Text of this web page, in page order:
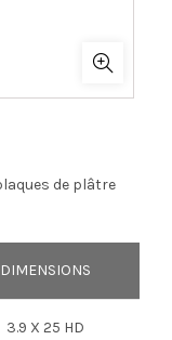
de plâtre
DIMENSIONS
3.9 X 25 HD